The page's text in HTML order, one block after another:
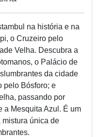
na história e na
o Cruzeiro pelo
Velha. Descubra a
o Palácio de
da cidade
pelo Bósforo; e
passando por
a Mesquita Azul. É um
única de